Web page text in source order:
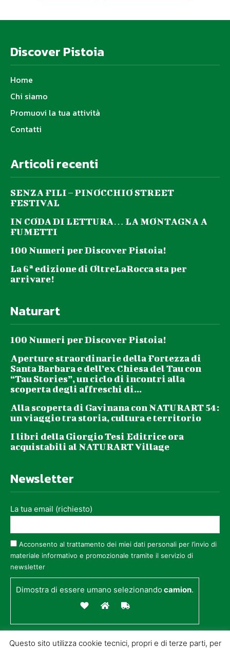
Discover Pistoia
Home
Chi siamo
Promuovi la tua attività
Contatti
Articoli recenti
SENZA FILI – PINOCCHIO STREET
FESTIVAL
IN CODA DI LETTURA… LA MONTAGNA A
FUMETTI
100 Numeri per Discover Pistoia!
La 6ª edizione di OltreLaRocca sta per
arrivare!
Naturart
100 Numeri per Discover Pistoia!
Aperture straordinarie della Fortezza di
Santa Barbara e dell’ex Chiesa del Tau con
“Tau Stories”, un ciclo di incontri alla
scoperta degli affreschi di...
Alla scoperta di Gavinana con NATURART 54:
un viaggio tra storia, cultura e territorio
I libri della Giorgio Tesi Editrice ora
acquistabili al NATURART Village
Newsletter
La tua email (richiesto)
Acconsento al trattamento dei miei dati personali per l’invio di
materiale informativo e promozionale tramite il servizio di
newsletter
Dimostra di essere umano selezionandocamion.
Questo sito utilizza cookie tecnici, propri e di terze parti, per